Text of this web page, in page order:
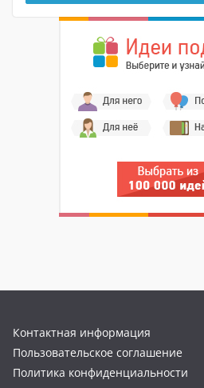
Контактная информация
Пользовательское соглашение
Политика конфиденциальности